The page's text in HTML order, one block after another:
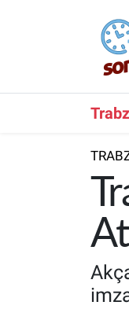
Trabzon
Karadeniz
Resmi Reklam
Perde Arkası
Trabzon
Trabzon
Süper Lig
Tüm Manşetler
Son Dakika